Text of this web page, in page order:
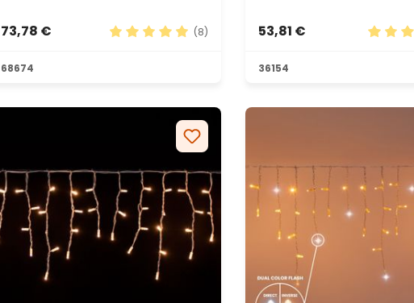
73,78 €
(8)
68674
53,81 €
36154